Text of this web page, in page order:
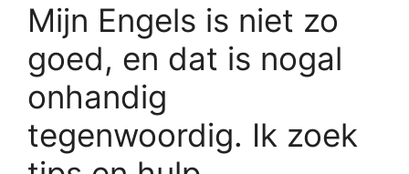
Mijn Engels is niet zo
goed, en dat is nogal
onhandig
tegenwoordig. Ik zoek